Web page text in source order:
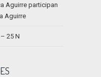
Aguirre participan
Aguirre
25 N